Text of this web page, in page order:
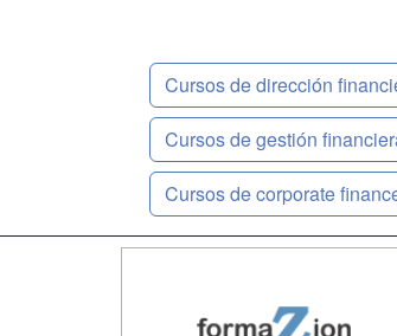
Cursos de dirección
Cursos de gestión
Cursos de corporate